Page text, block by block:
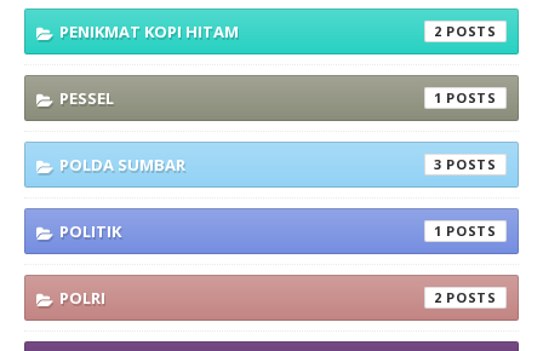
PENIKMAT KOPI HITAM 2
PESSEL 1
POLDA SUMBAR 3
POLITIK 1
POLRI 2